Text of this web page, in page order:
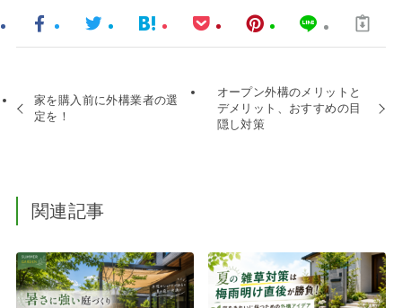
家を購入前に外構業者の選
定を！
オープン外構のメリットと
デメリット、おすすめの目
隠し対策
関連記事